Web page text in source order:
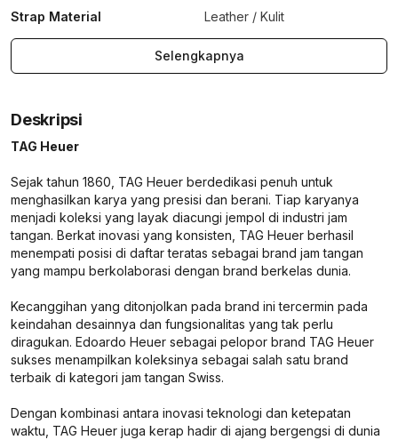
Strap Material Leather / Kulit
Selengkapnya
Deskripsi
TAG Heuer
Sejak tahun 1860, TAG Heuer berdedikasi penuh untuk
menghasilkan karya yang presisi dan berani. Tiap karyanya
menjadi koleksi yang layak diacungi jempol di industri jam
tangan. Berkat inovasi yang konsisten, TAG Heuer berhasil
menempati posisi di daftar teratas sebagai brand jam tangan
yang mampu berkolaborasi dengan brand berkelas dunia.
Kecanggihan yang ditonjolkan pada brand ini tercermin pada
keindahan desainnya dan fungsionalitas yang tak perlu
diragukan. Edoardo Heuer sebagai pelopor brand TAG Heuer
sukses menampilkan koleksinya sebagai salah satu brand
terbaik di kategori jam tangan Swiss.
Dengan kombinasi antara inovasi teknologi dan ketepatan
waktu, TAG Heuer juga kerap hadir di ajang bergengsi di dunia